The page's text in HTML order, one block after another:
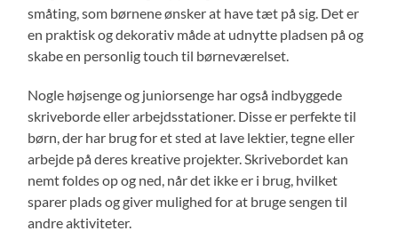
småting, som børnene ønsker at have tæt på sig. Det er
en praktisk og dekorativ måde at udnytte pladsen på og
skabe en personlig touch til børneværelset.
Nogle højsenge og juniorsenge har også indbyggede
skriveborde eller arbejdsstationer. Disse er perfekte til
børn, der har brug for et sted at lave lektier, tegne eller
arbejde på deres kreative projekter. Skrivebordet kan
nemt foldes op og ned, når det ikke er i brug, hvilket
sparer plads og giver mulighed for at bruge sengen til
andre aktiviteter.